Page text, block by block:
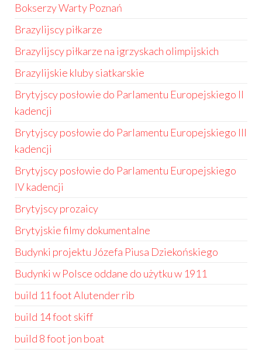
Bokserzy Warty Poznań
Brazylijscy piłkarze
Brazylijscy piłkarze na igrzyskach olimpijskich
Brazylijskie kluby siatkarskie
Brytyjscy posłowie do Parlamentu Europejskiego II
kadencji
Brytyjscy posłowie do Parlamentu Europejskiego III
kadencji
Brytyjscy posłowie do Parlamentu Europejskiego
IV kadencji
Brytyjscy prozaicy
Brytyjskie filmy dokumentalne
Budynki projektu Józefa Piusa Dziekońskiego
Budynki w Polsce oddane do użytku w 1911
build 11 foot Alutender rib
build 14 foot skiff
build 8 foot jon boat